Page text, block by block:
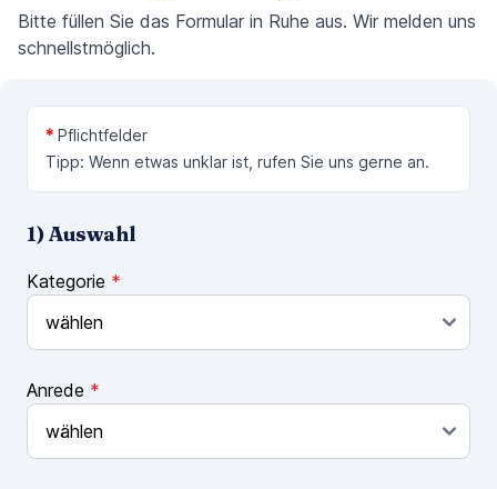
Bitte füllen Sie das Formular in Ruhe aus. Wir melden uns
schnellstmöglich.
* Pflichtfelder
Tipp: Wenn etwas unklar ist, rufen Sie uns gerne an.
1) Auswahl
Kategorie *
Anrede *